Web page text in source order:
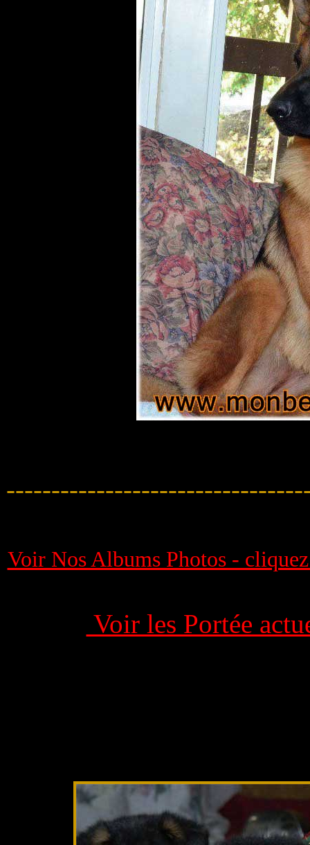
Voir Nos Albums Photos -
Voir les Portée